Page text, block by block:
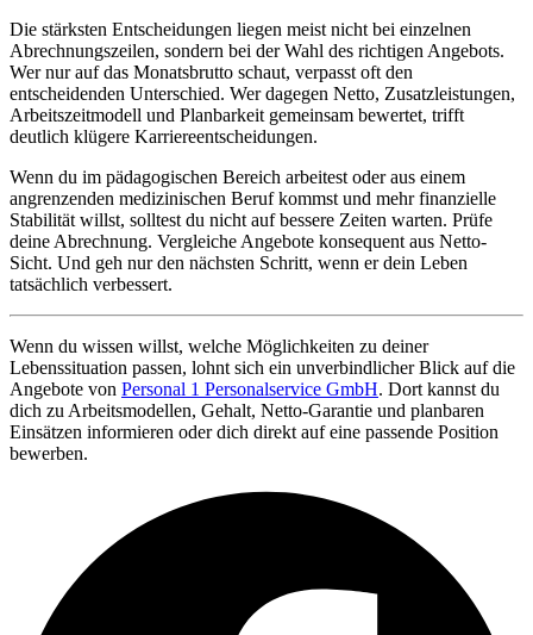
Die stärksten Entscheidungen liegen meist nicht bei einzelnen
Abrechnungszeilen, sondern bei der Wahl des richtigen Angebots.
Wer nur auf das Monatsbrutto schaut, verpasst oft den
entscheidenden Unterschied. Wer dagegen Netto, Zusatzleistungen,
Arbeitszeitmodell und Planbarkeit gemeinsam bewertet, trifft
deutlich klügere Karriereentscheidungen.
Wenn du im pädagogischen Bereich arbeitest oder aus einem
angrenzenden medizinischen Beruf kommst und mehr finanzielle
Stabilität willst, solltest du nicht auf bessere Zeiten warten. Prüfe
deine Abrechnung. Vergleiche Angebote konsequent aus Netto-
Sicht. Und geh nur den nächsten Schritt, wenn er dein Leben
tatsächlich verbessert.
Wenn du wissen willst, welche Möglichkeiten zu deiner
Lebenssituation passen, lohnt sich ein unverbindlicher Blick auf die
Angebote von Personal 1 Personalservice GmbH. Dort kannst du
dich zu Arbeitsmodellen, Gehalt, Netto-Garantie und planbaren
Einsätzen informieren oder dich direkt auf eine passende Position
bewerben.